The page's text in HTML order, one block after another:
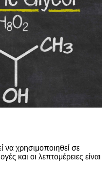
χρησιμοποιηθεί σε
και οι λεπτομέρειες είναι